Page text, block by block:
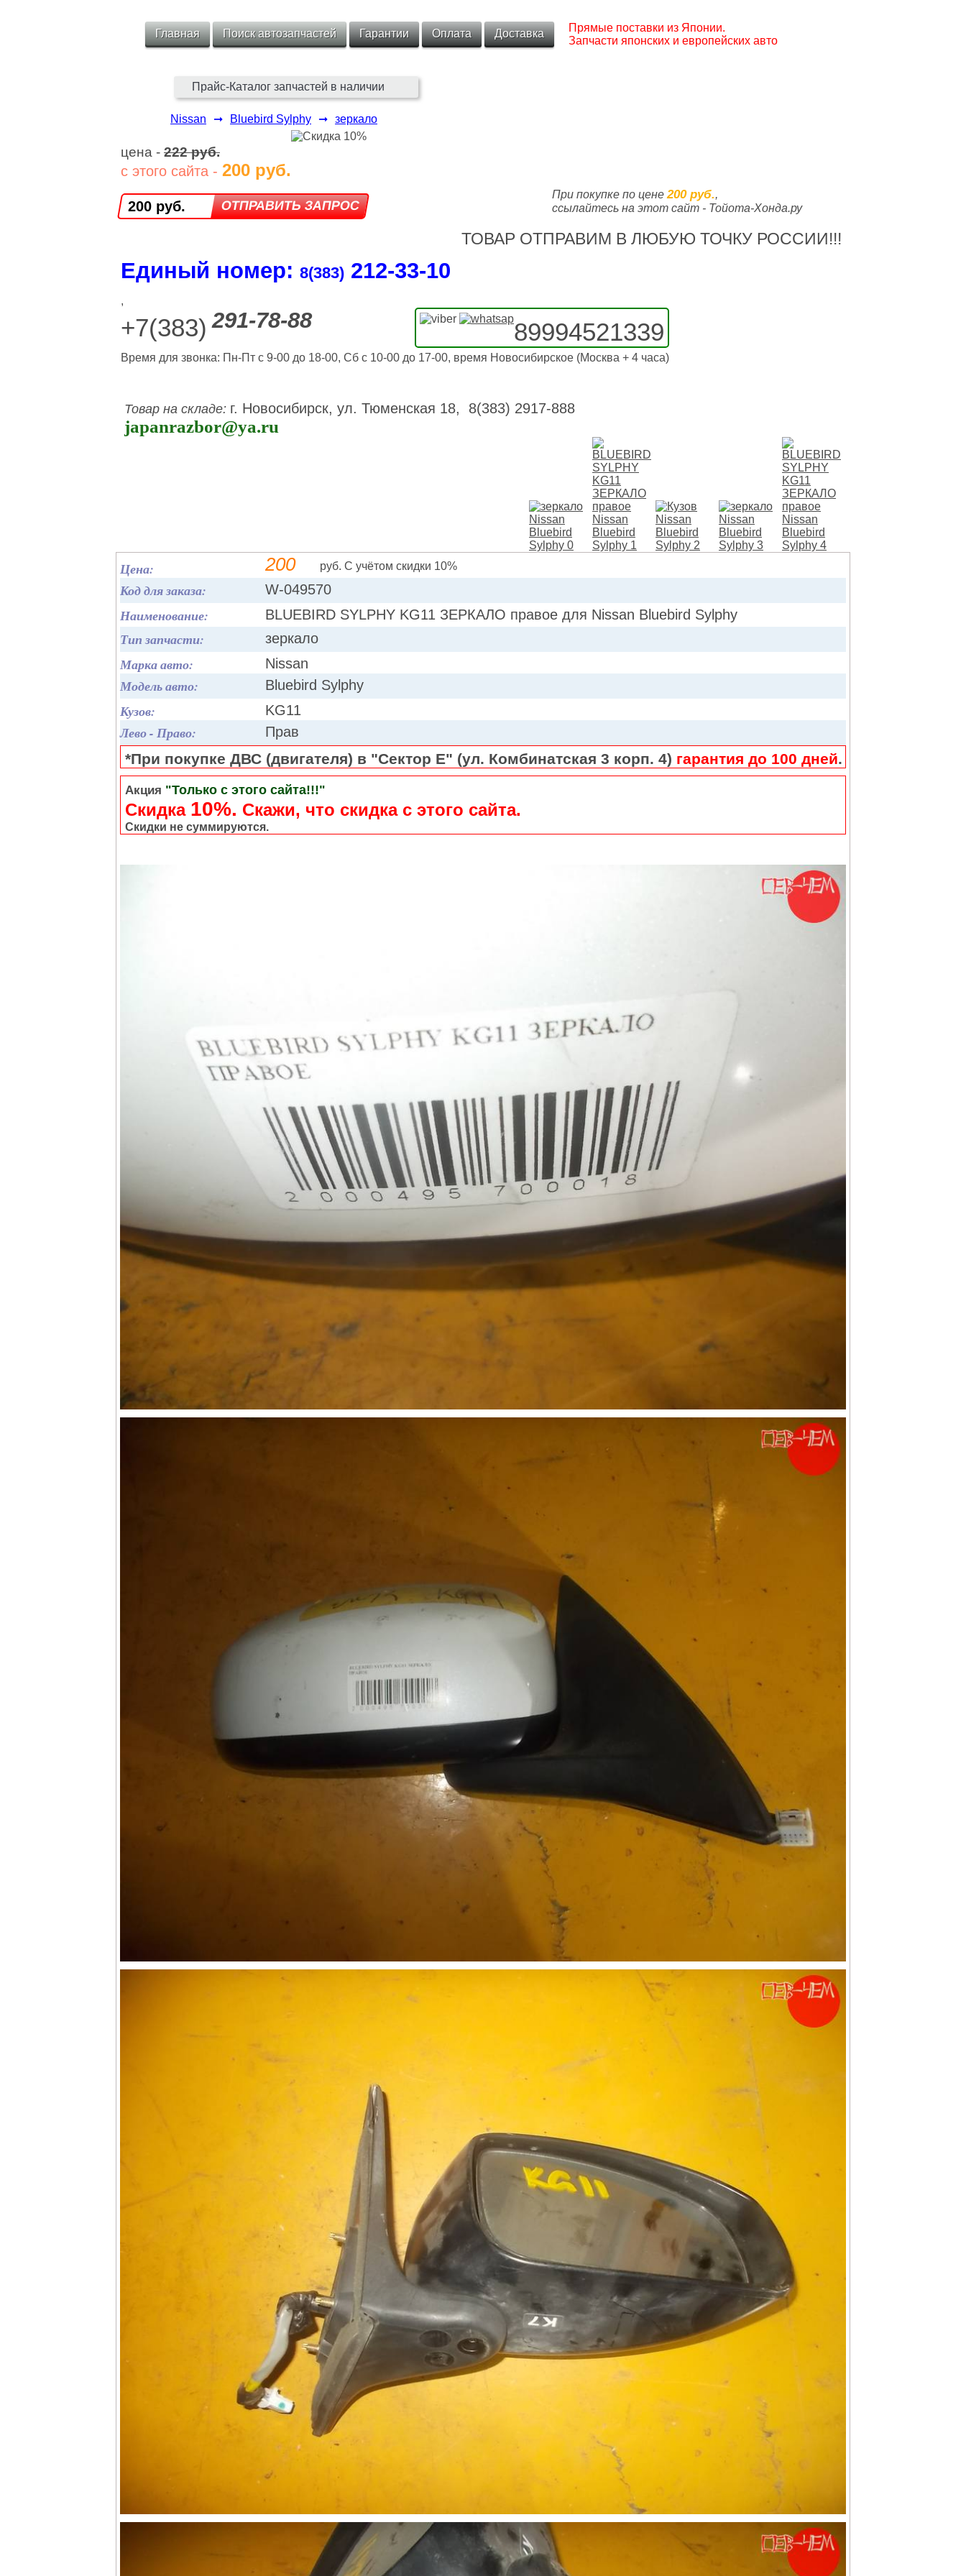
Главная Поиск автозапчастей Гарантии Оплата Доставка
Прямые поставки из Японии.
Запчасти японских и европейских авто
Прайс-Каталог запчастей в наличии
Nissan ➞ Bluebird Sylphy ➞ зеркало
цена - 222 руб.
с этого сайта - 200 руб.
200 руб.
При покупке по цене 200 руб.,
ссылайтесь на этот сайт - Тойота-Хонда.ру
ТОВАР ОТПРАВИМ В ЛЮБУЮ ТОЧКУ РОССИИ!!!
Единый номер: 8(383) 212‑33‑10
,
+7(383) 291-78-88 89994521339
Время для звонка: Пн-Пт с 9-00 до 18-00, Сб с 10-00 до 17-00, время Новосибирское (Москва + 4 часа)
Товар на складе: г. Новосибирск, ул. Тюменская 18, 8(383) 2917-888
japanrazbor@ya.ru
Цена: 200 руб. С учётом скидки 10%
Код для заказа: W-049570
Наименование: BLUEBIRD SYLPHY KG11 ЗЕРКАЛО правое для Nissan Bluebird Sylphy
Тип запчасти: зеркало
Марка авто: Nissan
Модель авто: Bluebird Sylphy
Кузов: KG11
Лево - Право: Прав
*При покупке ДВС (двигателя) в "Сектор Е" (ул. Комбинатская 3 корп. 4) гарантия до 100 дней.
Акция "Только с этого сайта!!!"
Скидка 10%. Cкажи, что скидка с этого сайта.
Скидки не суммируются.